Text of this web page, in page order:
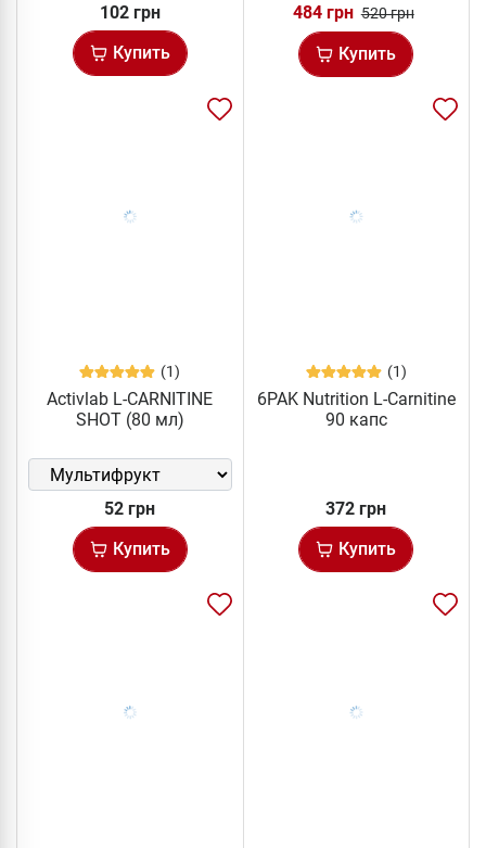
102 грн
Купить
484 грн 520 грн
Купить
(1)
Activlab L-CARNITINE
SHOT (80 мл)
52 грн
Купить
(1)
6PAK Nutrition L-Carnitine
90 капс
372 грн
Купить